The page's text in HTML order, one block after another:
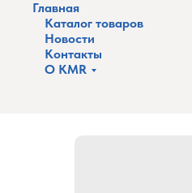
Главная
Каталог товаров
Новости
Контакты
О KMR